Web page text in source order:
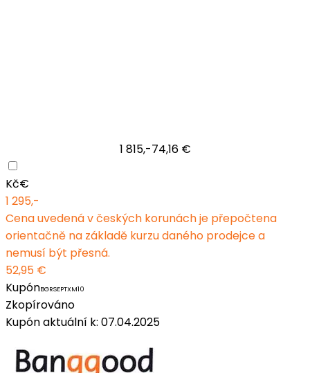
1 815,-74,16 €
Kč€
1 295,-
Cena uvedená v českých korunách je přepočtena
orientačně na základě kurzu daného prodejce a
nemusí být přesná.
52,95 €
KupónBGRSEPTXM10
Zkopírováno
Kupón aktuální k: 07.04.2025